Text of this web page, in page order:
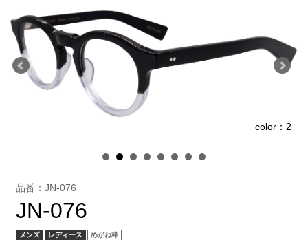
color：2
品番：JN-076
JN-076
メンズ レディース めがね枠